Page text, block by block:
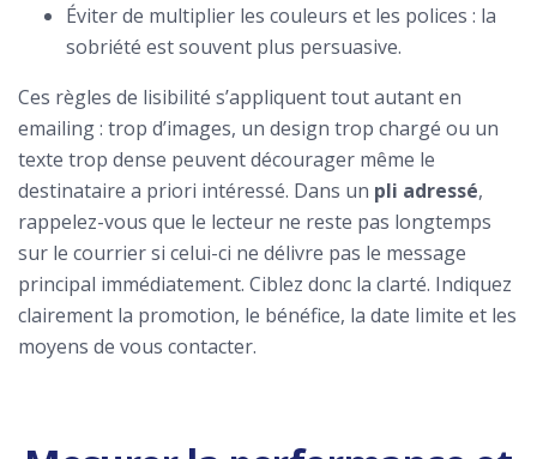
Éviter de multiplier les couleurs et les polices : la
sobriété est souvent plus persuasive.
Ces règles de lisibilité s’appliquent tout autant en
emailing : trop d’images, un design trop chargé ou un
texte trop dense peuvent décourager même le
destinataire a priori intéressé. Dans un pli adressé,
rappelez-vous que le lecteur ne reste pas longtemps
sur le courrier si celui-ci ne délivre pas le message
principal immédiatement. Ciblez donc la clarté. Indiquez
clairement la promotion, le bénéfice, la date limite et les
moyens de vous contacter.